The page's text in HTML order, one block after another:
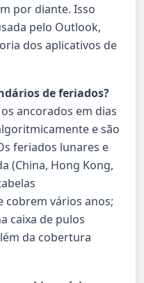
por diante. Isso
pelo Outlook,
dos aplicativos de
de feriados?
ancorados em dias
e são
feriados lunares e
(China, Hong Kong,
cobrem vários anos;
caixa de pulos
da cobertura